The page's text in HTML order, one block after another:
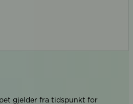
gjelder fra tidspunkt for